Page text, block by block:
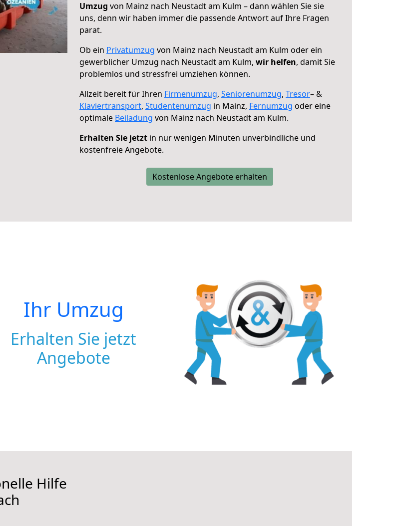
Umzug von Mainz nach Neustadt am Kulm – dann wählen Sie sie
uns, denn wir haben immer die passende Antwort auf Ihre Fragen
parat.
Ob ein Privatumzug von Mainz nach Neustadt am Kulm oder ein
gewerblicher Umzug nach Neustadt am Kulm, wir helfen, damit Sie
problemlos und stressfrei umziehen können.
Allzeit bereit für Ihren Firmenumzug, Seniorenumzug, Tresor– &
Klaviertransport, Studentenumzug in Mainz, Fernumzug oder eine
optimale Beiladung von Mainz nach Neustadt am Kulm.
Erhalten Sie jetzt in nur wenigen Minuten unverbindliche und
kostenfreie Angebote.
Kostenlose Angebote erhalten
Ihr Umzug
Erhalten Sie jetzt
Angebote
Hilfe